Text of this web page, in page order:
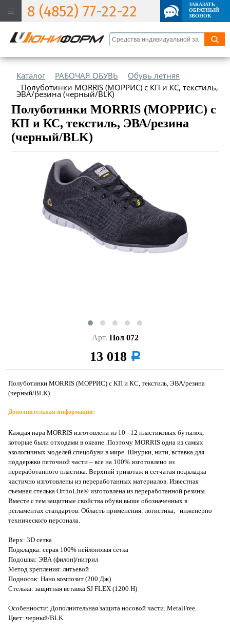
8 (4852) 77-22-22
ЗАКАЗАТЬ
ОБРАТНЫЙ
ЗВОНОК
Каталог РАБОЧАЯ ОБУВЬ
Обувь летняя
Полуботинки MORRIS (МОРРИС) с КП и КС, текстиль,
ЭВА/резина (черный/BLK)
Полуботинки MORRIS (МОРРИС) с
КП и КС, текстиль, ЭВА/резина
(черный/BLK)
Арт. Пол 072
13 018 a
Полуботинки MORRIS (МОРРИС) с КП и КС, текстиль, ЭВА/резина
(черный/BLK)
Дополнительная информация:
Каждая пара MORRIS изготовлена из 10 - 12 пластиковых бутылок,
которые были отходами в океане. Поэтому MORRIS одна из самых
экологичных моделей спецобуви в мире. Шнурки, нити, вставка для
поддержки пяточной части – все на 100% изготовлено из
переработанного пластика. Верхний трикотаж и сетчатая подкладка
частично изготовлены из переработанных материалов. Известная
съемная стелька OrthoLite® изготовлена из переработанной резины.
Вместе с тем защитные свойства обуви выше обозначенных в
регламентах стандартов. Область применения: логистика, инженерно
технического персонала.
Верх: 3D сетка
Подкладка: серая 100% нейлоновая сетка
Подошва: ЭВА (филон)/нитрил
Метод крепления: литьевой
Подносок: Нано композит (200 Дж)
Стелька: защитная вставка SJ FLEX (1200 Н)
Особенности: Дополнительная защита носовой части. MetalFree.
Цвет: черный/BLK